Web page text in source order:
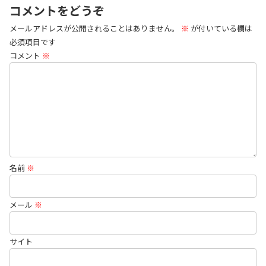
コメントをどうぞ
メールアドレスが公開されることはありません。 ※ が付いている欄は
必須項目です
コメント ※
名前 ※
メール ※
サイト